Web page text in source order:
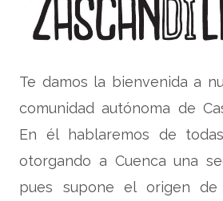
Te damos la bienvenida a
comunidad autónoma de
En él hablaremos de
otorgando a Cuenca una
pues supone el origen de